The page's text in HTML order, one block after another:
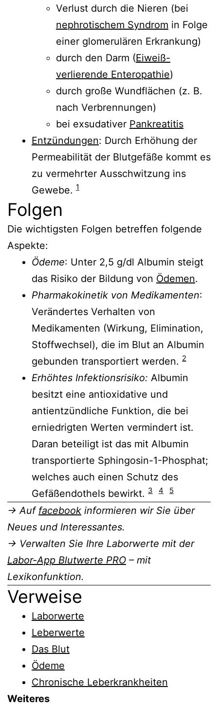
Verlust durch die Nieren (bei
nephrotischem Syndrom in Folge
einer glomerulären Erkrankung)
durch den Darm (Eiweiß-
verlierende Enteropathie)
durch große Wundflächen (z. B.
nach Verbrennungen)
bei exsudativer Pankreatitis
Entzündungen: Durch Erhöhung der
Permeabilität der Blutgefäße kommt es
zu vermehrter Ausschwitzung ins
Gewebe. 1
Folgen
Die wichtigsten Folgen betreffen folgende
Aspekte:
Ödeme: Unter 2,5 g/dl Albumin steigt
das Risiko der Bildung von Ödemen.
Pharmakokinetik von Medikamenten:
Verändertes Verhalten von
Medikamenten (Wirkung, Elimination,
Stoffwechsel), die im Blut an Albumin
gebunden transportiert werden. 2
Erhöhtes Infektionsrisiko: Albumin
besitzt eine antioxidative und
antientzündliche Funktion, die bei
erniedrigten Werten vermindert ist.
Daran beteiligt ist das mit Albumin
transportierte Sphingosin-1-Phosphat;
welches auch einen Schutz des
Gefäßendothels bewirkt. 3 4 5
→ Auf facebook informieren wir Sie über
Neues und Interessantes.
→ Verwalten Sie Ihre Laborwerte mit der
Labor-App Blutwerte PRO – mit
Lexikonfunktion.
Verweise
Laborwerte
Leberwerte
Das Blut
Ödeme
Chronische Leberkrankheiten
Weiteres